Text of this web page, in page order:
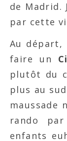
de Madrid.
par cette
Au départ,
faire un
plutôt du
plus au
maussade
rando
enfants